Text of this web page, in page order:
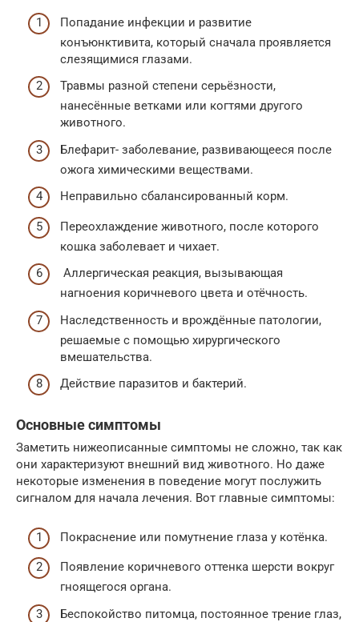
Попадание инфекции и развитие
конъюнктивита, который сначала проявляется
слезящимися глазами.
Травмы разной степени серьёзности,
нанесённые ветками или когтями другого
животного.
Блефарит- заболевание, развивающееся после
ожога химическими веществами.
Неправильно сбалансированный корм.
Переохлаждение животного, после которого
кошка заболевает и чихает.
Аллергическая реакция, вызывающая
нагноения коричневого цвета и отёчность.
Наследственность и врождённые патологии,
решаемые с помощью хирургического
вмешательства.
Действие паразитов и бактерий.
Основные симптомы
Заметить нижеописанные симптомы не сложно, так как
они характеризуют внешний вид животного. Но даже
некоторые изменения в поведение могут послужить
сигналом для начала лечения. Вот главные симптомы:
Покраснение или помутнение глаза у котёнка.
Появление коричневого оттенка шерсти вокруг
гноящегося органа.
Беспокойство питомца, постоянное трение глаз,